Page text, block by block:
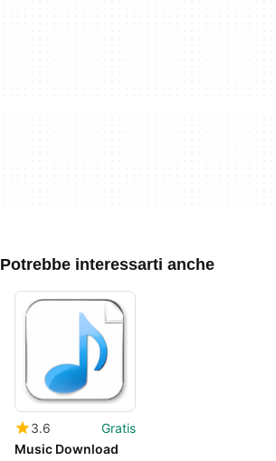
Potrebbe interessarti anche
3.6
Gratis
Music Download